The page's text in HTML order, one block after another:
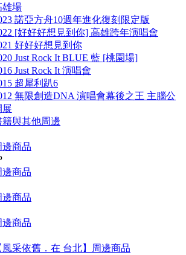
雄場
諾亞方舟10週年進化復刻限定版
[好好好想見到你] 高雄跨年演唱會
好好好想見到你
Just Rock It BLUE 藍 [桃園場]
Just Rock It 演唱會
超犀利趴6
無限創造DNA 演唱會幕後之王 主腦公
展
籍與其他周邊
邊商品
邊商品
邊商品
邊商品
風采依舊．在 台北】周邊商品